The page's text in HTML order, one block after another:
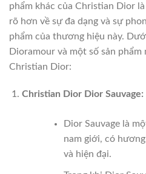
phẩm khác của Christian Dior
rõ hơn về sự đa dạng và sự
phẩm của thương hiệu này.
Dioramour và một số sản phẩm
Christian Dior:
Christian Dior Dior Sauvage:
Dior Sauvage là
nam giới, có
và hiện đại.